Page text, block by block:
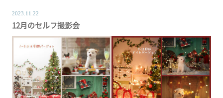
2023.11.22
12月のセルフ撮影会